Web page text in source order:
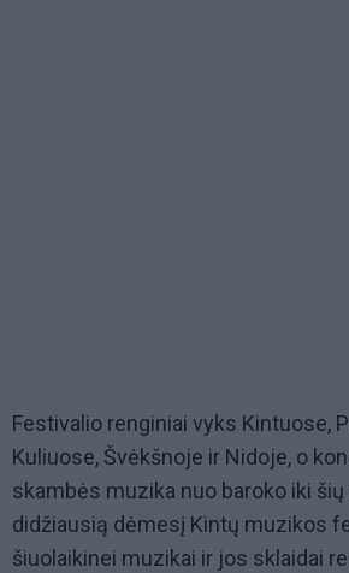
Festivalio renginiai vyks Kintuose,
Kuliuose, Švėkšnoje ir Nidoje, o
skambės muzika nuo baroko iki šių
didžiausią dėmesį Kintų muzikos
šiuolaikinei muzikai ir jos sklaidai